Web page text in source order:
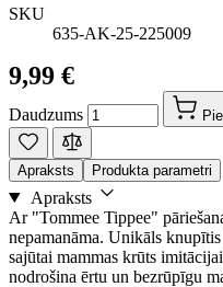
SKU
635-AK-25-225009
9,99 €
Daudzums
Apraksts Produkta parametri
Apraksts
Ar "Tommee Tippee"
nepamanāma. Unikāls
sajūtai mammas krūts
nodrošina ērtu un bezrūpīgu